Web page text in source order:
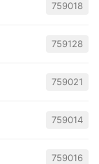
759018
759128
759021
759014
759016